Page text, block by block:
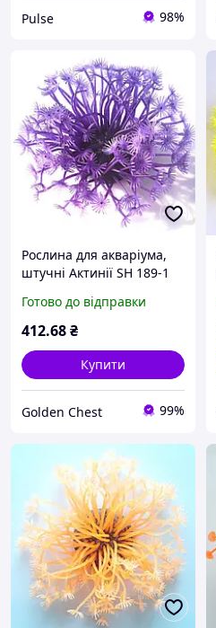
Pulse 98%
Рослина для акваріума,
штучні Актинії SH 189-1
Готово до відправки
412.68₴
Купити
Golden Chest 99%